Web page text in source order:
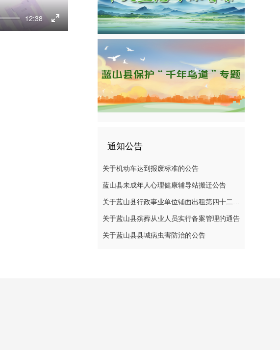
12:38
Enter
通知公告
关于机动车达到报废标准的公告
蓝山县未成年人心理健康辅导站搬迁公告
关于蓝山县行政事业单位铺面出租第四十二次公开招标中标结果的公示
关于蓝山县殡葬从业人员实行备案管理的通告
关于蓝山县县城病虫害防治的公告